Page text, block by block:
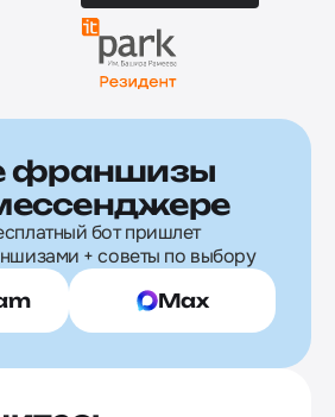
франшизы
бот пришлет
+ советы по выбору
Max